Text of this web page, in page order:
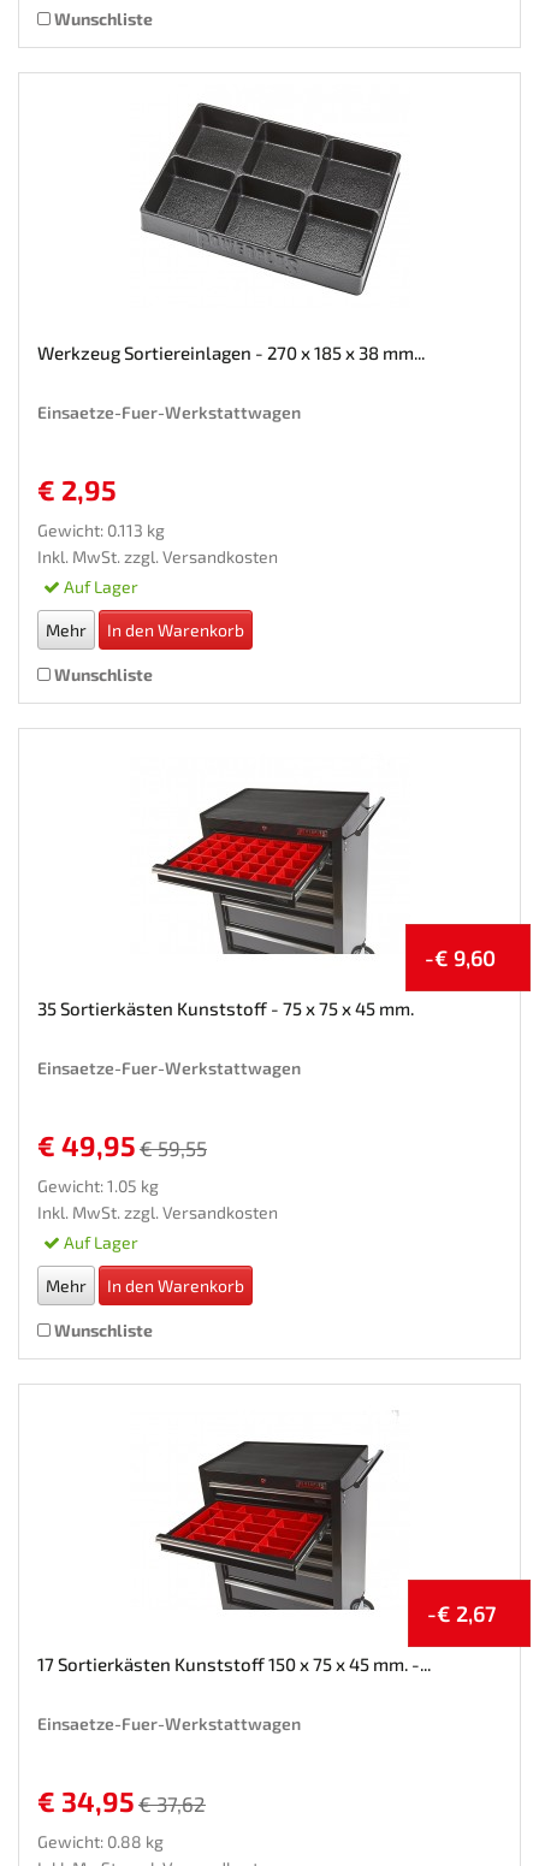
Wunschliste
Werkzeug Sortiereinlagen - 270 x 185 x 38 mm...
Einsaetze-Fuer-Werkstattwagen
€ 2,95
Gewicht: 0.113 kg
Inkl. MwSt. zzgl. Versandkosten
Auf Lager
Mehr In den Warenkorb
Wunschliste
-€ 9,60
35 Sortierkästen Kunststoff - 75 x 75 x 45 mm.
Einsaetze-Fuer-Werkstattwagen
€ 49,95 € 59,55
Gewicht: 1.05 kg
Inkl. MwSt. zzgl. Versandkosten
Auf Lager
Mehr In den Warenkorb
Wunschliste
-€ 2,67
17 Sortierkästen Kunststoff 150 x 75 x 45 mm. -...
Einsaetze-Fuer-Werkstattwagen
€ 34,95 € 37,62
Gewicht: 0.88 kg